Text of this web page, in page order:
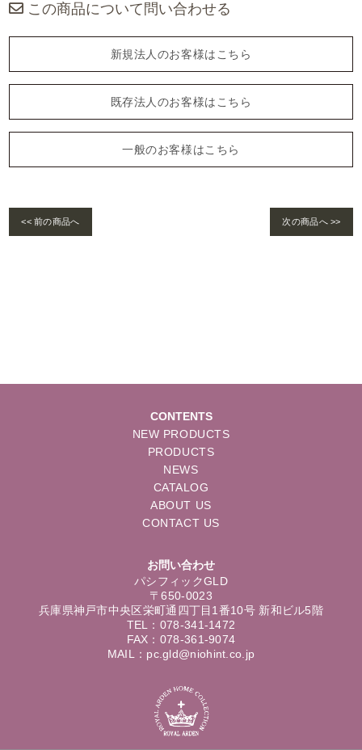
この商品について問い合わせる
新規法人のお客様はこちら
既存法人のお客様はこちら
一般のお客様はこちら
<< 前の商品へ 次の商品へ >>
CONTENTS
NEW PRODUCTS
PRODUCTS
NEWS
CATALOG
ABOUT US
CONTACT US
お問い合わせ
パシフィックGLD
〒650-0023
兵庫県神戸市中央区栄町通四丁目1番10号 新和ビル5階
TEL：078-341-1472
FAX：078-361-9074
MAIL：pc.gld@niohint.co.jp